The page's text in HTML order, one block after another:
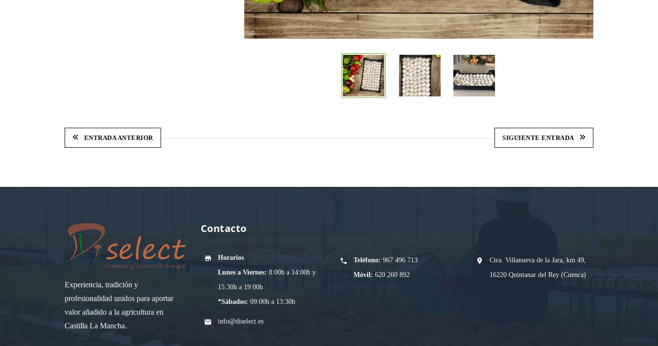
ENTRADA ANTERIOR SIGUIENTE ENTRADA
Experiencia, tradición y
profesionalidad unidos para aportar
valor añadido a la agricultura en
Castilla La Mancha.
Contacto
Horarios
Lunes a Viernes: 8:00h a 14:00h y
15:30h a 19:00h
*Sábados: 09:00h a 13:30h
info@diselect.es
Teléfono: 967 496 713
Móvil: 620 260 892
Ctra. Villanueva de la Jara, km 49,
16220 Quintanar del Rey (Cuenca)